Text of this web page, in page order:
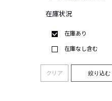
在庫状況
在庫あり
在庫なし含む
クリア 絞り込む